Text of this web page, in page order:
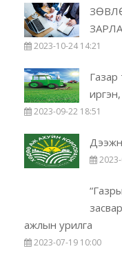
2023-10-24 14:21
Газар
2023-09-22 18:51
ажлын урилга
2023-07-19 10:00